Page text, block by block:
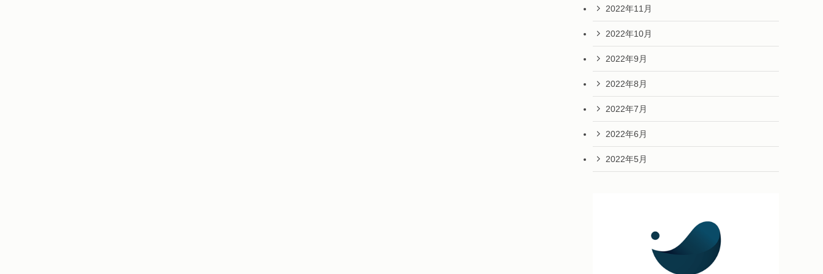
2022年11月
2022年10月
2022年9月
2022年8月
2022年7月
2022年6月
2022年5月